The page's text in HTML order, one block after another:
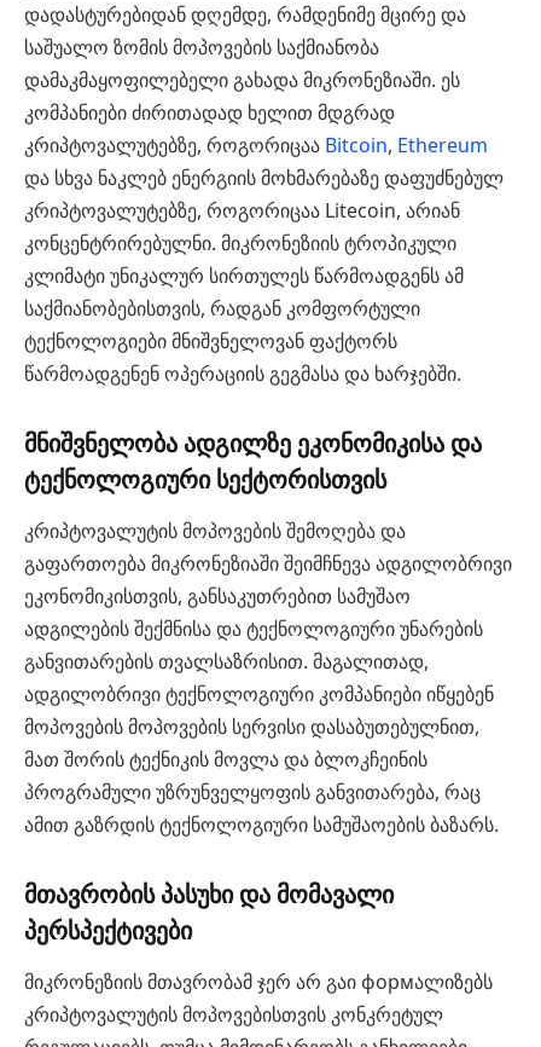
დადასტურებიდან დღემდე, რამდენიმე მცირე და
საშუალო ზომის მოპოვების საქმიანობა
დამაკმაყოფილებელი გახადა მიკრონეზიაში. ეს
კომპანიები ძირითადად ხელით მდგრად
კრიპტოვალუტებზე, როგორიცაა Bitcoin, Ethereum
და სხვა ნაკლებ ენერგიის მოხმარებაზე დაფუძნებულ
კრიპტოვალუტებზე, როგორიცაა Litecoin, არიან
კონცენტრირებულნი. მიკრონეზიის ტროპიკული
კლიმატი უნიკალურ სირთულეს წარმოადგენს ამ
საქმიანობებისთვის, რადგან კომფორტული
ტექნოლოგიები მნიშვნელოვან ფაქტორს
წარმოადგენენ ოპერაციის გეგმასა და ხარჯებში.
მნიშვნელობა ადგილზე ეკონომიკისა და
ტექნოლოგიური სექტორისთვის
კრიპტოვალუტის მოპოვების შემოღება და
გაფართოება მიკრონეზიაში შეიმჩნევა ადგილობრივი
ეკონომიკისთვის, განსაკუთრებით სამუშაო
ადგილების შექმნისა და ტექნოლოგიური უნარების
განვითარების თვალსაზრისით. მაგალითად,
ადგილობრივი ტექნოლოგიური კომპანიები იწყებენ
მოპოვების მოპოვების სერვისი დასაბუთებულნით,
მათ შორის ტექნიკის მოვლა და ბლოკჩეინის
პროგრამული უზრუნველყოფის განვითარება, რაც
ამით გაზრდის ტექნოლოგიური სამუშაოების ბაზარს.
მთავრობის პასუხი და მომავალი
პერსპექტივები
მიკრონეზიის მთავრობამ ჯერ არ გაი формალიზებს
კრიპტოვალუტის მოპოვებისთვის კონკრეტულ